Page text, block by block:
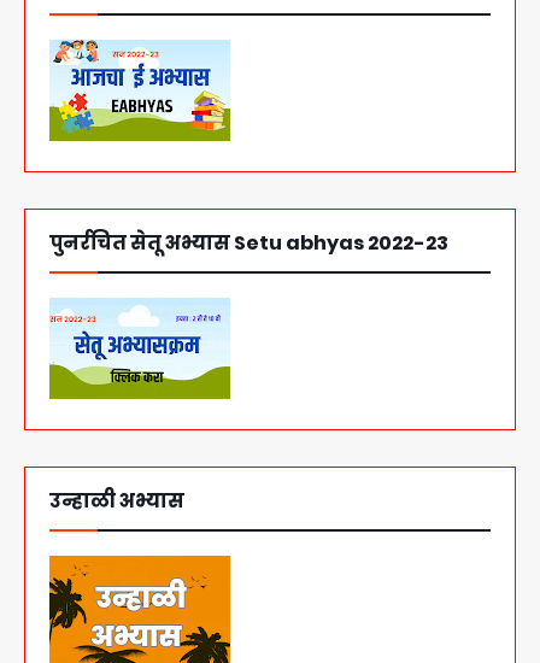
पुनर्रचित सेतू अभ्यास Setu abhyas 2022-23
उन्हाळी अभ्यास